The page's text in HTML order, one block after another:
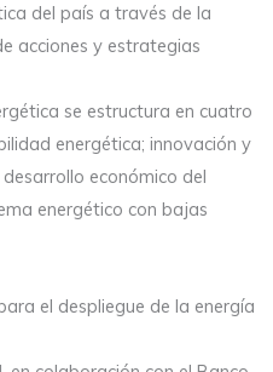
del país a través de la
acciones y estrategias
se estructura en cuatro
energética; innovación y
económico del
energético con bajas
el despliegue de la energía